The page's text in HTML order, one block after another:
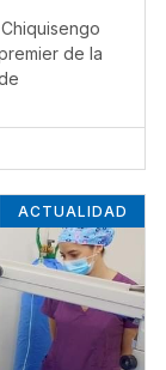
de la
ACTUALIDAD